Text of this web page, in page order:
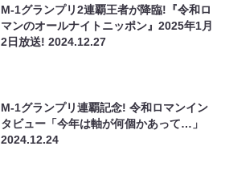
M-1グランプリ2連覇王者が降臨!『令和ロ
マンのオールナイトニッポン』2025年1月
2日放送!2024.12.27
M-1グランプリ連覇記念! 令和ロマンイン
タビュー「今年は軸が何個かあって…」
2024.12.24